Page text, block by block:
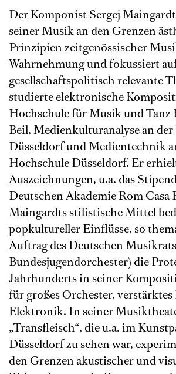
Der Komponist Sergej
seiner Musik an den Grenzen
Prinzipien zeitgenössischer
Wahrnehmung und fokussiert
gesellschaftspolitisch relevante
studierte elektronische
Hochschule für Musik und Tanz
Beil, Medienkulturanalyse an
Düsseldorf und Medientechnik
Hochschule Düsseldorf. Er
Auszeichnungen, u.a. das
Deutschen Akademie Rom Casa
Maingardts stilistische Mittel
popkultureller Einflüsse, so
Auftrag des Deutschen
Bundesjugendorchester) die
Jahrhunderts in seiner
für großes Orchester,
Elektronik. In seiner
„Transfleisch“, die u.a. im
Düsseldorf zu sehen war,
den Grenzen akustischer und